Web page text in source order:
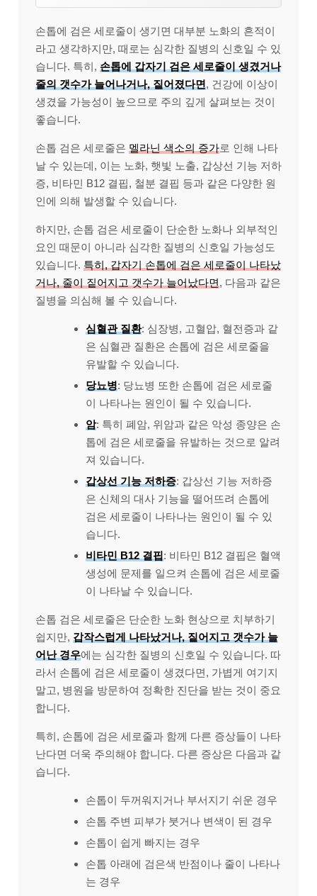
손톱에 검은 세로줄이 생기면 대부분 노화의 흔적이
라고 생각하지만, 때로는 심각한 질병의 신호일 수 있
습니다. 특히, 손톱에 갑자기 검은 세로줄이 생겼거나
줄의 갯수가 늘어나거나, 짙어졌다면, 건강에 이상이
생겼을 가능성이 높으므로 주의 깊게 살펴보는 것이
좋습니다.
손톱 검은 세로줄은 멜라닌 색소의 증가로 인해 나타
날 수 있는데, 이는 노화, 햇빛 노출, 갑상선 기능 저하
증, 비타민 B12 결핍, 철분 결핍 등과 같은 다양한 원
인에 의해 발생할 수 있습니다.
하지만, 손톱 검은 세로줄이 단순한 노화나 외부적인
요인 때문이 아니라 심각한 질병의 신호일 가능성도
있습니다. 특히, 갑자기 손톱에 검은 세로줄이 나타났
거나, 줄이 짙어지고 갯수가 늘어났다면, 다음과 같은
질병을 의심해 볼 수 있습니다.
심혈관 질환: 심장병, 고혈압, 혈전증과 같
은 심혈관 질환은 손톱에 검은 세로줄을
유발할 수 있습니다.
당뇨병: 당뇨병 또한 손톱에 검은 세로줄
이 나타나는 원인이 될 수 있습니다.
암: 특히 폐암, 위암과 같은 악성 종양은 손
톱에 검은 세로줄을 유발하는 것으로 알려
져 있습니다.
갑상선 기능 저하증: 갑상선 기능 저하증
은 신체의 대사 기능을 떨어뜨려 손톱에
검은 세로줄이 나타나는 원인이 될 수 있
습니다.
비타민 B12 결핍: 비타민 B12 결핍은 혈액
생성에 문제를 일으켜 손톱에 검은 세로줄
이 나타날 수 있습니다.
손톱 검은 세로줄은 단순한 노화 현상으로 치부하기
쉽지만, 갑작스럽게 나타났거나, 짙어지고 갯수가 늘
어난 경우에는 심각한 질병의 신호일 수 있습니다. 따
라서 손톱에 검은 세로줄이 생겼다면, 가볍게 여기지
말고, 병원을 방문하여 정확한 진단을 받는 것이 중요
합니다.
특히, 손톱에 검은 세로줄과 함께 다른 증상들이 나타
난다면 더욱 주의해야 합니다. 다른 증상은 다음과 같
습니다.
손톱이 두꺼워지거나 부서지기 쉬운 경우
손톱 주변 피부가 붓거나 변색이 된 경우
손톱이 쉽게 빠지는 경우
손톱 아래에 검은색 반점이나 줄이 나타나
는 경우